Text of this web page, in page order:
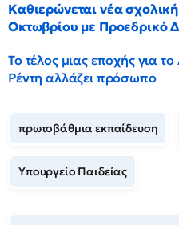
Καθιερώνεται νέα
Οκτωβρίου με Προεδρικό
Το τέλος μιας εποχής για
Ρέντη αλλάζει πρόσωπο
πρωτοβάθμια εκπαίδευση
Υπουργείο Παιδείας